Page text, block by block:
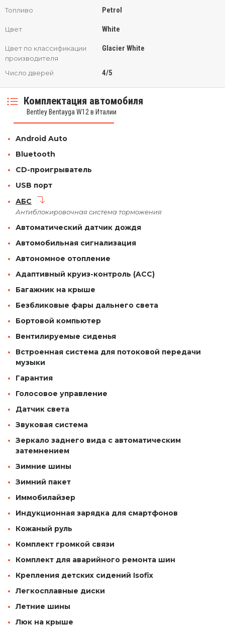
Топливо Petrol
Цвет White
Цвет по классификации
производителя
Glacier White
Число дверей 4/5
Комплектация автомобиля
Bentley Bentayga W12 в Италии
Android Auto
Bluetooth
CD-проигрыватель
USB порт
АБС
Антиблокировочная система торможения
Автоматический датчик дождя
Автомобильная сигнализация
Автономное отопление
Адаптивный круиз-контроль (ACC)
Багажник на крыше
Безбликовые фары дальнего света
Бортовой компьютер
Вентилируемые сиденья
Встроенная система для потоковой передачи
музыки
Гарантия
Голосовое управление
Датчик света
Звуковая система
Зеркало заднего вида с автоматическим
затемнением
Зимние шины
Зимний пакет
Иммобилайзер
Индукционная зарядка для смартфонов
Кожаный руль
Комплект громкой связи
Комплект для аварийного ремонта шин
Крепления детских сидений Isofix
Легкосплавные диски
Летние шины
Люк на крыше